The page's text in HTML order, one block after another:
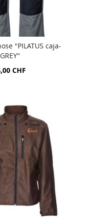
panier
"PILATUS caja-
CHF